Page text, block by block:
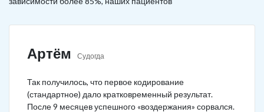
Артём Судогда
Так получилось, что первое кодирование
(стандартное) дало кратковременный результат.
После 9 месяцев успешного «воздержания» сорвался.